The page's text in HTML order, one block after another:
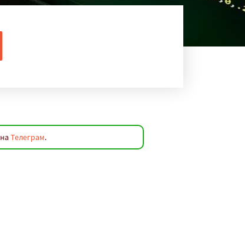
Телеграм.